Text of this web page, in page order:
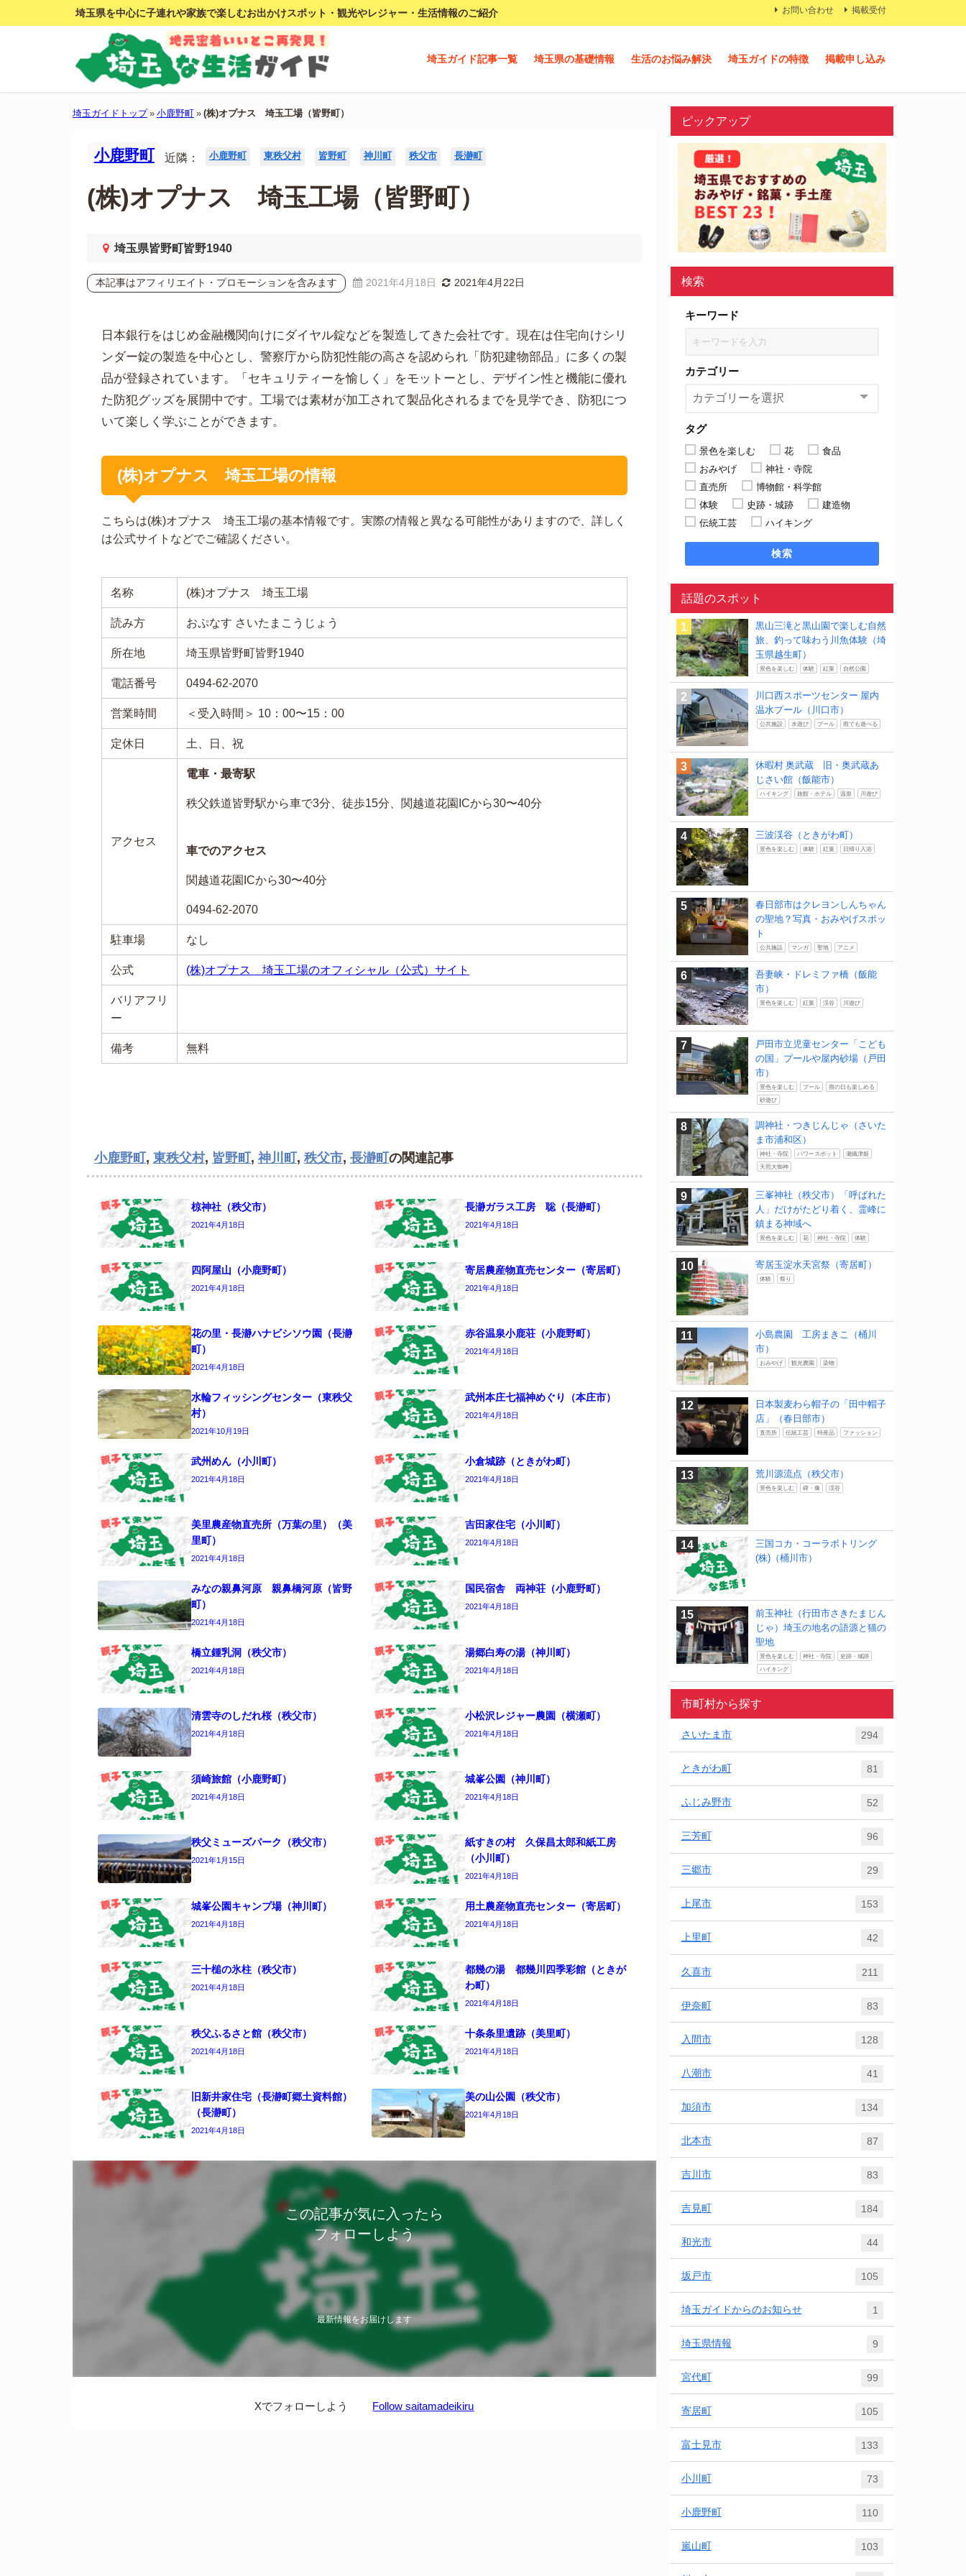
埼玉県を中心に子連れや家族で楽しむお出かけスポット・観光やレジャー・生活情報のご紹介 お問い合わせ 掲載受付
埼玉ガイド記事一覧 埼玉県の基礎情報 生活のお悩み解決 埼玉ガイドの特徴 掲載申し込み
埼玉ガイドトップ» 小鹿野町» (株)オプナス 埼玉工場（皆野町）
小鹿野町 近隣： 小鹿野町 東秩父村 皆野町 神川町 秩父市 長瀞町
(株)オプナス 埼玉工場（皆野町）
埼玉県皆野町皆野1940
本記事はアフィリエイト・プロモーションを含みます 2021年4月18日 2021年4月22日
日本銀行をはじめ金融機関向けにダイヤル錠などを製造してきた会社です。現在は住宅向けシリ
ンダー錠の製造を中心とし、警察庁から防犯性能の高さを認められ「防犯建物部品」に多くの製
品が登録されています。「セキュリティーを愉しく」をモットーとし、デザイン性と機能に優れ
た防犯グッズを展開中です。工場では素材が加工されて製品化されるまでを見学でき、防犯につ
いて楽しく学ぶことができます。
(株)オプナス 埼玉工場の情報
こちらは(株)オプナス 埼玉工場の基本情報です。実際の情報と異なる可能性がありますので、詳しく
は公式サイトなどでご確認ください。
名称 (株)オプナス 埼玉工場
読み方 おぷなす さいたまこうじょう
所在地 埼玉県皆野町皆野1940
電話番号 0494-62-2070
営業時間 ＜受入時間＞ 10：00〜15：00
定休日 土、日、祝
アクセス
電車・最寄駅
秩父鉄道皆野駅から車で3分、徒歩15分、関越道花園ICから30〜40分
車でのアクセス
関越道花園ICから30〜40分
0494-62-2070
駐車場 なし
公式 (株)オプナス 埼玉工場のオフィシャル（公式）サイト
バリアフリ
ー
備考 無料
小鹿野町 , 東秩父村, 皆野町 , 神川町 , 秩父市, 長瀞町 の関連記事
椋神社（秩父市）
2021年4月18日
長瀞ガラス工房 聡（長瀞町）
2021年4月18日
四阿屋山（小鹿野町）
2021年4月18日
寄居農産物直売センター（寄居町）
2021年4月18日
花の里・長瀞ハナビシソウ園（長瀞
町）
2021年4月18日
赤谷温泉小鹿荘（小鹿野町）
2021年4月18日
水輪フィッシングセンター（東秩父
村）
2021年10月19日
武州本庄七福神めぐり（本庄市）
2021年4月18日
武州めん（小川町）
2021年4月18日
小倉城跡（ときがわ町）
2021年4月18日
美里農産物直売所（万葉の里）（美
里町）
2021年4月18日
吉田家住宅（小川町）
2021年4月18日
みなの親鼻河原 親鼻橋河原（皆野
町）
2021年4月18日
国民宿舎 両神荘（小鹿野町）
2021年4月18日
橋立鍾乳洞（秩父市）
2021年4月18日
湯郷白寿の湯（神川町）
2021年4月18日
清雲寺のしだれ桜（秩父市）
2021年4月18日
小松沢レジャー農園（横瀬町）
2021年4月18日
須崎旅館（小鹿野町）
2021年4月18日
城峯公園（神川町）
2021年4月18日
秩父ミューズパーク（秩父市）
2021年1月15日
紙すきの村 久保昌太郎和紙工房
（小川町）
2021年4月18日
城峯公園キャンプ場（神川町）
2021年4月18日
用土農産物直売センター（寄居町）
2021年4月18日
三十槌の氷柱（秩父市）
2021年4月18日
都幾の湯 都幾川四季彩館（ときが
わ町）
2021年4月18日
秩父ふるさと館（秩父市）
2021年4月18日
十条条里遺跡（美里町）
2021年4月18日
旧新井家住宅（長瀞町郷土資料館）
（長瀞町）
2021年4月18日
美の山公園（秩父市）
2021年4月18日
この記事が気に入ったら
フォローしよう
最新情報をお届けします
Xでフォローしよう Follow saitamadeikiru
ピックアップ
検索
キーワード
カテゴリー
タグ
景色を楽しむ 花
食品
おみやげ
神社・寺院
直売所
博物館・科学館
体験
史跡・城跡
建造物
伝統工芸
ハイキング
検索
話題のスポット
黒山三滝と黒山園で楽しむ自然
旅、釣って味わう川魚体験（埼
玉県越生町）
景色を楽しむ 体験 紅葉 自然公園
川口西スポーツセンター 屋内
温水プール（川口市）
公共施設 水遊び プール 雨でも遊べる
休暇村 奥武蔵 旧・奥武蔵あ
じさい館（飯能市）
ハイキング 旅館・ホテル 温泉 川遊び
三波渓谷（ときがわ町）
景色を楽しむ 体験 紅葉 日帰り入浴
春日部市はクレヨンしんちゃん
の聖地？写真・おみやげスポッ
ト
公共施設 マンガ 聖地 アニメ
吾妻峡・ドレミファ橋（飯能
市）
景色を楽しむ 紅葉 渓谷 川遊び
戸田市立児童センター「こども
の国」プールや屋内砂場（戸田
市）
景色を楽しむ プール 雨の日も楽しめる
砂遊び
調神社・つきじんじゃ（さいた
ま市浦和区）
神社・寺院 パワースポット 瀬織津姫
天照大御神
三峯神社（秩父市）「呼ばれた
人」だけがたどり着く、霊峰に
鎮まる神域へ
景色を楽しむ 花 神社・寺院 体験
寄居玉淀水天宮祭（寄居町）
体験 祭り
小島農園 工房まきこ（桶川
市）
おみやげ 観光農園 染物
日本製麦わら帽子の「田中帽子
店」（春日部市）
直売所 伝統工芸 特産品 ファッション
荒川源流点（秩父市）
景色を楽しむ 碑・像 渓谷
三国コカ・コーラボトリング
(株)（桶川市）
前玉神社（行田市さきたまじん
じゃ）埼玉の地名の語源と猫の
聖地
景色を楽しむ 神社・寺院 史跡・城跡
ハイキング
市町村から探す
さいたま市 294
ときがわ町 81
ふじみ野市 52
三芳町 96
三郷市 29
上尾市 153
上里町 42
久喜市 211
伊奈町 83
入間市 128
八潮市 41
加須市 134
北本市 87
吉川市 83
吉見町 184
和光市 44
坂戸市 105
埼玉ガイドからのお知らせ 1
埼玉県情報 9
宮代町 99
寄居町 105
富士見市 133
小川町 73
小鹿野町 110
嵐山町 103